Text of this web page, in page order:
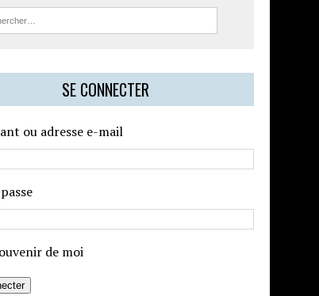
SE CONNECTER
ou adresse e-mail
de moi